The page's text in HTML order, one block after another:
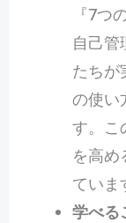
『7つ
自己管
たちが
の使い
す。こ
を高め
ていま
学べる